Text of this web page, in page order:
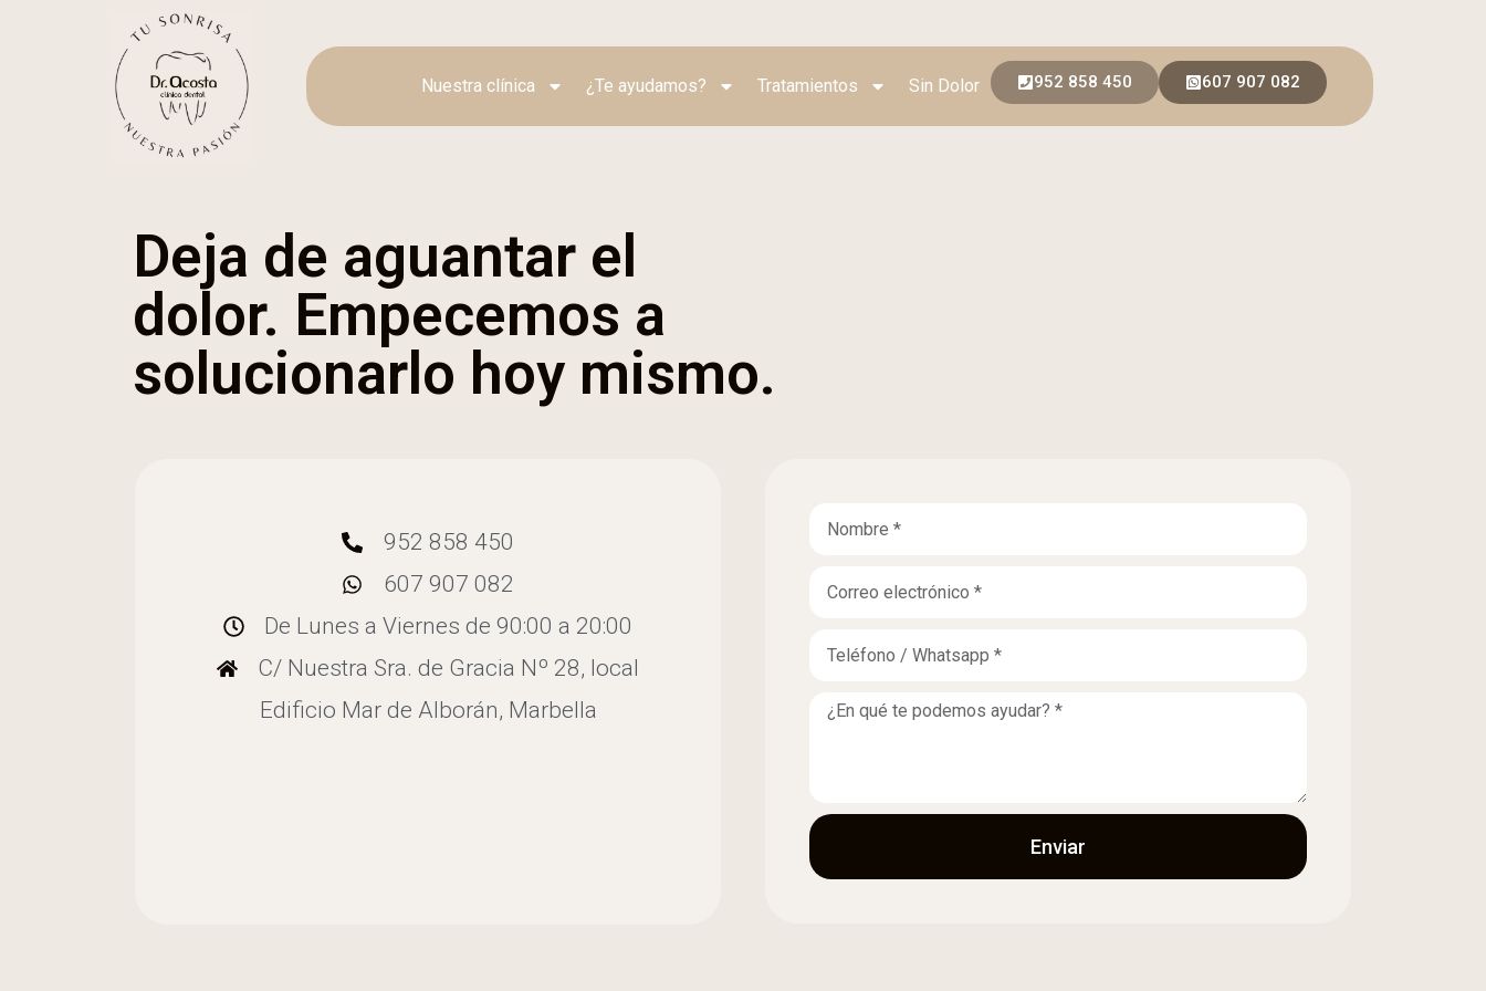
Nuestra clínica ¿Te ayudamos? Tratamientos Sin Dolor 952 858 450 607 907 082
Deja de aguantar el
dolor. Empecemos a
solucionarlo hoy mismo.
952 858 450
607 907 082
De Lunes a Viernes de 90:00 a 20:00
C/ Nuestra Sra. de Gracia Nº 28, local
Edificio Mar de Alborán, Marbella
Enviar